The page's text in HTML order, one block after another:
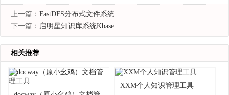
上一篇： FastDFS分布式文件系统
下一篇： 启明星知识库系统Kbase
相关推荐
XXM个人知识管理工具